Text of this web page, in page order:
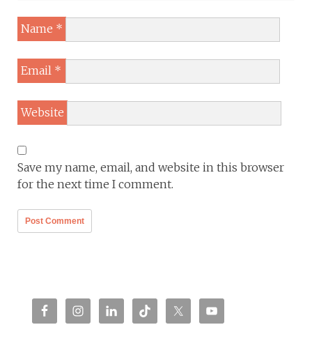
Name *
Email *
Website
Save my name, email, and website in this browser
for the next time I comment.